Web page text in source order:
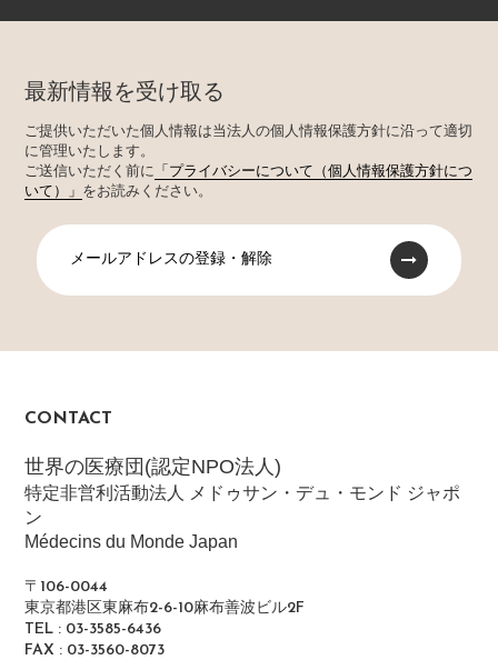
最新情報を受け取る
ご提供いただいた個人情報は当法人の個人情報保護方針に沿って適切
に管理いたします。
ご送信いただく前に
「プライバシーについて（個人情報保護方針につ
いて）」 をお読みください。
メールアドレスの登録・解除
CONTACT
世界の医療団(認定NPO法人)
特定非営利活動法人 メドゥサン・デュ・モンド ジャポ
ン
Médecins du Monde Japan
〒106-0044
東京都港区東麻布2-6-10麻布善波ビル2F
TEL : 03-3585-6436
FAX : 03-3560-8073